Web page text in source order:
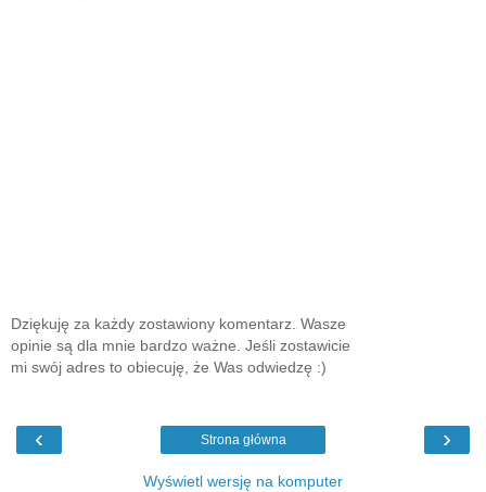
Dziękuję za każdy zostawiony komentarz. Wasze
opinie są dla mnie bardzo ważne. Jeśli zostawicie
mi swój adres to obiecuję, że Was odwiedzę :)
‹ ›
Strona główna
Wyświetl wersję na komputer